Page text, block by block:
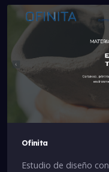
Ofinita
Estudio de diseño